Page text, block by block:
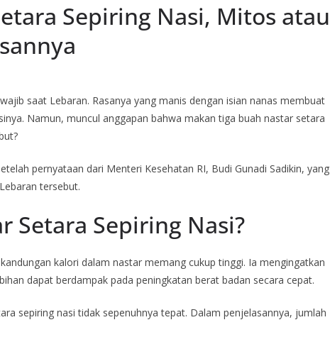
Sepiring Nasi, Mitos atau
saat Lebaran. Rasanya yang manis dengan isian nanas membuat
Namun, muncul anggapan bahwa makan tiga buah nastar setara
pernyataan dari Menteri Kesehatan RI, Budi Gunadi Sadikin, yang
tersebut.
Setara Sepiring Nasi?
kalori dalam nastar memang cukup tinggi. Ia mengingatkan
dapat berdampak pada peningkatan berat badan secara cepat.
sepiring nasi tidak sepenuhnya tepat. Dalam penjelasannya, jumlah